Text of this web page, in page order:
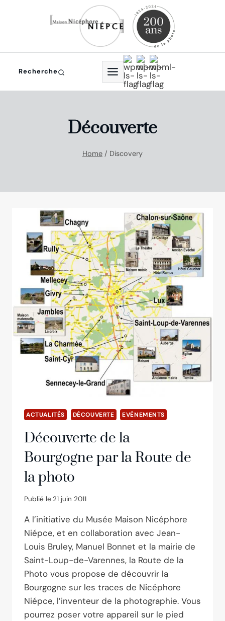
Recherche
Découverte
Home / Discovery
ACTUALITÉS DÉCOUVERTE EVÉNEMENTS
Découverte de la
Bourgogne par la Route de
la photo
Publié le 21 juin 2011
A l’initiative du Musée Maison Nicéphore
Niépce, et en collaboration avec Jean-
Louis Bruley, Manuel Bonnet et la mairie de
Saint-Loup-de-Varennes, la Route de la
Photo vous propose de découvrir la
Bourgogne sur les traces de Nicéphore
Niépce, l’inventeur de la photographie. Vous
pourrez poser votre appareil sur le pied